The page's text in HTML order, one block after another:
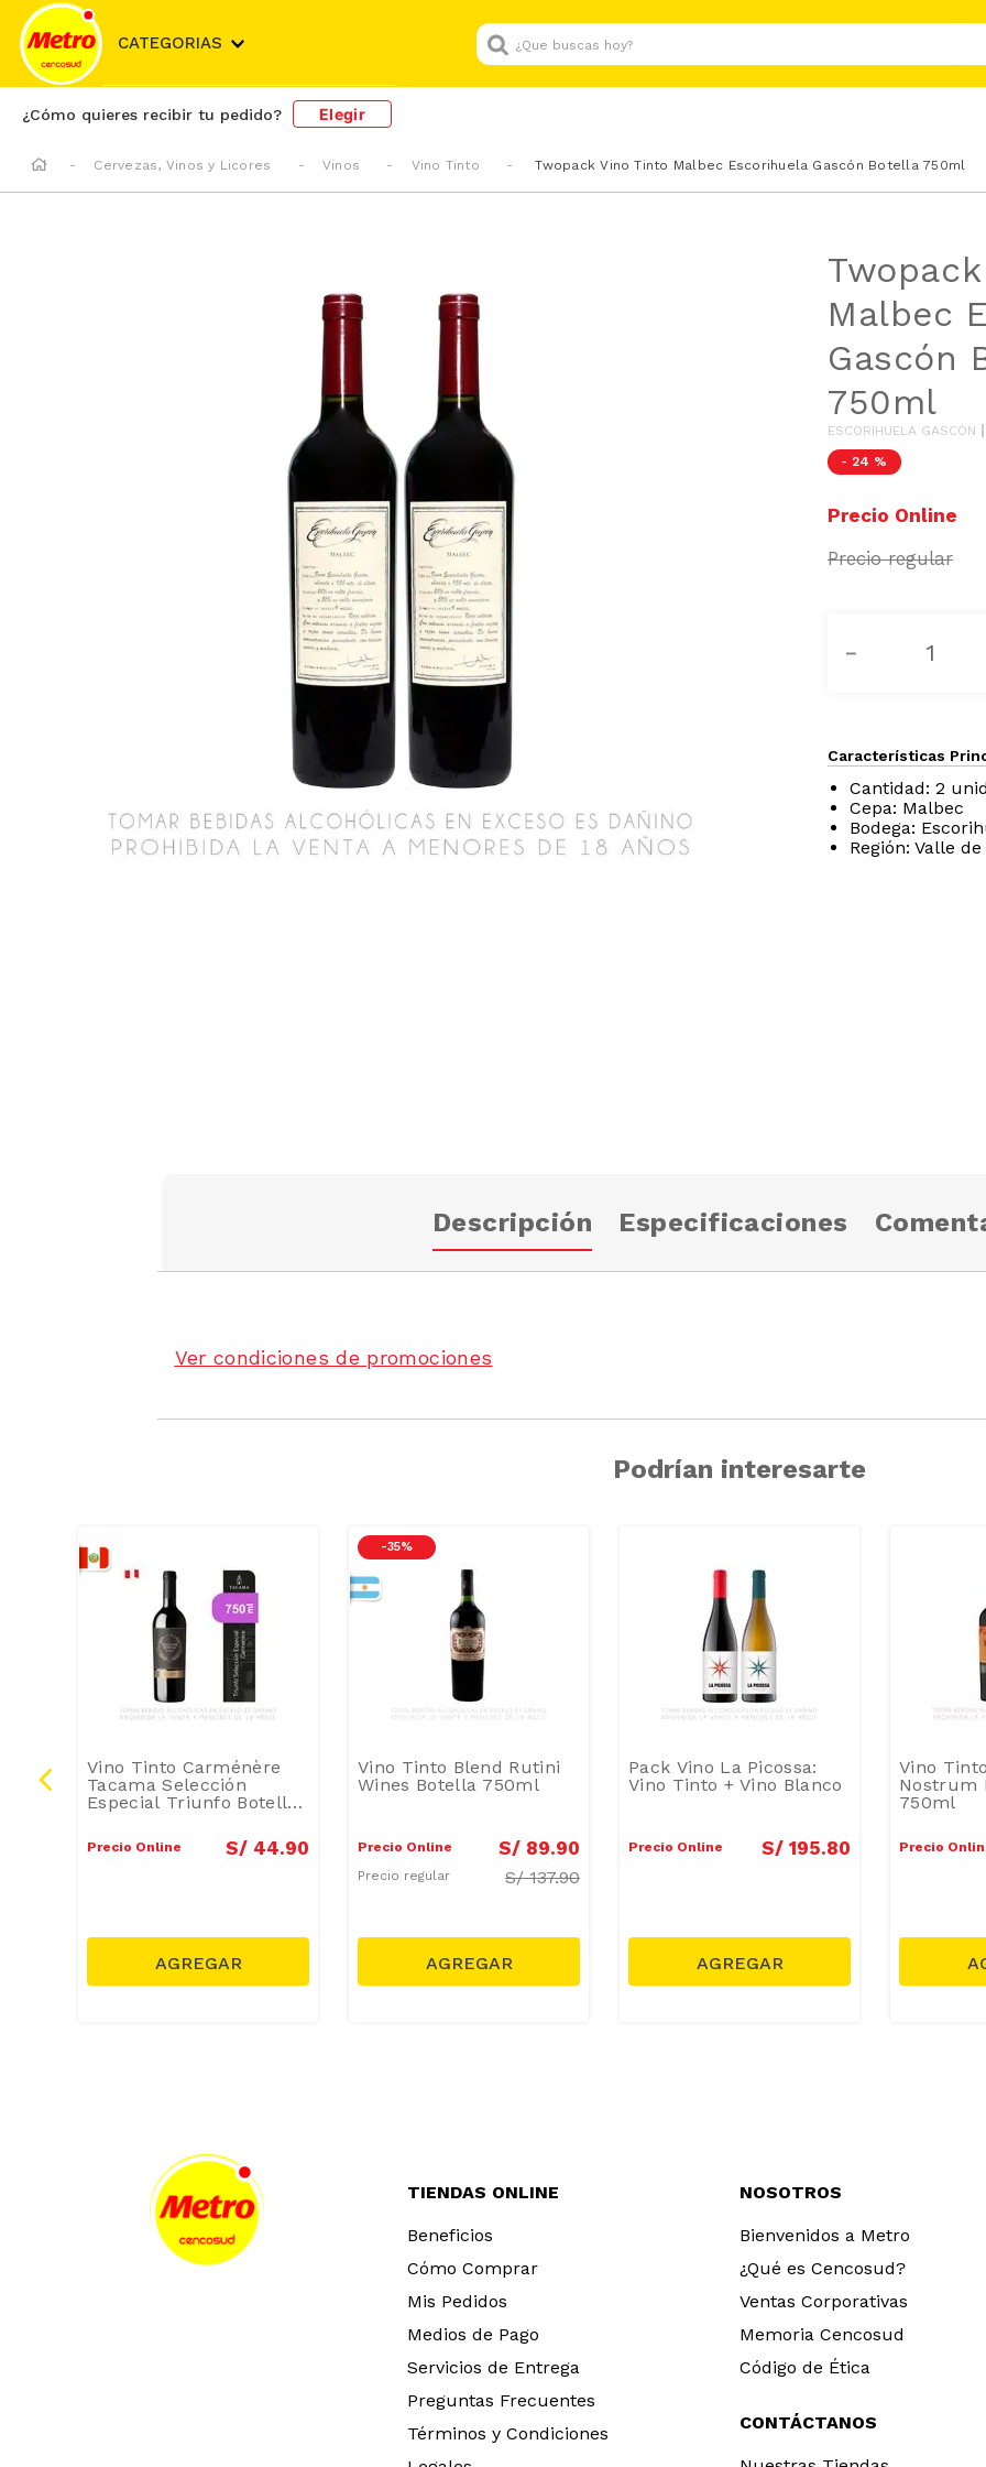
CATEGORIAS
¿Que buscas hoy?
¿Cómo quieres recibir tu pedido? Elegir
Cervezas, Vinos y Licores Vinos Vino Tinto Twopack Vino Tinto Malbec Escorihuela Gascón Botella 750ml
Malbec
Gascón
750ml
ESCORIHUELA GASCÓN
- 24 %
－
Características
Cantidad: 2
Cepa: Malbec
Bodega:
Región: Valle
Descripción Especificaciones
Ver condiciones de promociones
Podrían interesarte
Vino Tinto Carménère
Tacama Selección
Especial Triunfo Botella
Precio Online S/ 44.90
-35 %
Vino Tinto Blend Rutini
Wines Botella 750ml
Precio Online S/ 89.90
Precio regular S/137.90
Pack Vino La Picossa:
Vino Tinto + Vino Blanco
Precio Online S/ 195.80
Vino
Nostrum
750ml
Precio
TIENDAS ONLINE
Beneficios
Cómo Comprar
Mis Pedidos
Medios de Pago
Servicios de Entrega
Preguntas Frecuentes
Términos y Condiciones
NOSOTROS
Bienvenidos a Metro
¿Qué es Cencosud?
Ventas Corporativas
Memoria Cencosud
Código de Ética
CONTÁCTANOS